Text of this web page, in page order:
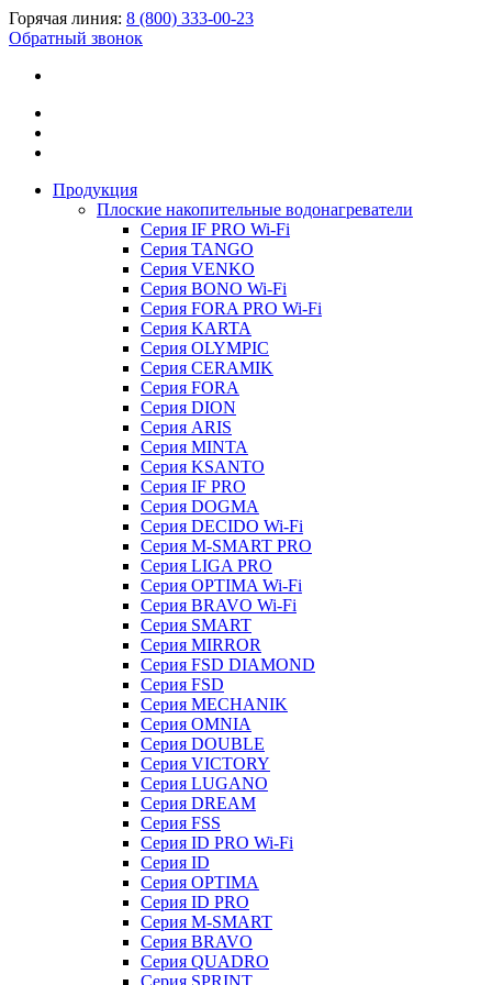
Горячая линия: 8 (800) 333-00-23
Обратный звонок
Продукция
Плоские накопительные водонагреватели
Серия IF PRO Wi-Fi
Серия TANGO
Серия VENKO
Серия BONO Wi-Fi
Серия FORA PRO Wi-Fi
Серия KARTA
Серия OLYMPIC
Серия CERAMIK
Серия FORA
Серия DION
Серия ARIS
Серия MINTA
Серия KSANTO
Серия IF PRO
Серия DOGMA
Серия DECIDO Wi-Fi
Серия M-SMART PRO
Серия LIGA PRO
Серия OPTIMA Wi-Fi
Серия BRAVO Wi-Fi
Серия SMART
Серия MIRROR
Серия FSD DIAMOND
Серия FSD
Серия MECHANIK
Серия OMNIA
Серия DOUBLE
Серия VICTORY
Серия LUGANO
Серия DREAM
Серия FSS
Серия ID PRO Wi-Fi
Серия ID
Серия OPTIMA
Серия ID PRO
Серия M-SMART
Серия BRAVO
Серия QUADRO
Серия SPRINT